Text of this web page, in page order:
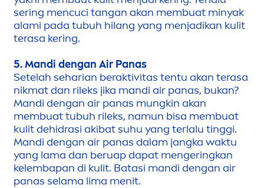
sering mencuci tangan akan membuat minyak
alami pada tubuh hilang yang menjadikan kulit
terasa kering.
5.Mandi dengan Air Panas
Setelah seharian beraktivitas tentu akan terasa
nikmat dan rileks jika mandi air panas, bukan?
Mandi dengan air panas mungkin akan
membuat tubuh rileks, namun bisa membuat
kulit dehidrasi akibat suhu yang terlalu tinggi.
Mandi dengan air panas dalam jangka waktu
yang lama dan beruap dapat mengeringkan
kelembapan di kulit. Batasi mandi dengan air
panas selama lima menit.